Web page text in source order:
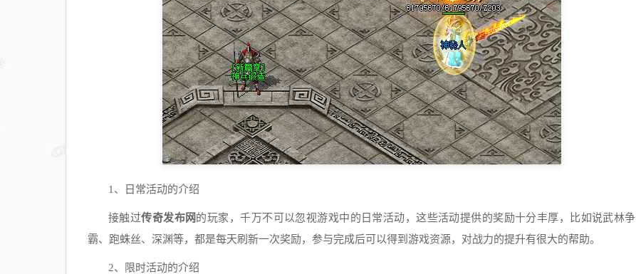
1、日常活动的介绍
接触过传奇发布网的玩家，千万不可以忽视游戏中的日常活动，这些活动提供的奖励十分丰厚，比如说武林争
霸、跑蛛丝、深渊等，都是每天刷新一次奖励，参与完成后可以得到游戏资源，对战力的提升有很大的帮助。
2、限时活动的介绍